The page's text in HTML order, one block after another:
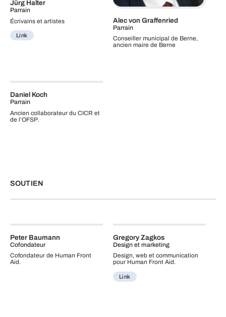
Jürg Halter
Parrain
Écrivains et artistes
Link
Alec von Graffenried
Parrain
Conseiller municipal de Berne,
ancien maire de Berne
Daniel Koch
Parrain
Ancien collaborateur du CICR et
de l’OFSP.
SOUTIEN
Peter Baumann
Cofondateur
Cofondateur de Human Front
Aid.
Gregory Zagkos
Design et marketing
Design, web et communication
pour Human Front Aid.
Link